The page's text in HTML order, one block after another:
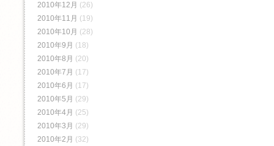
2010年12月 (26)
2010年11月 (19)
2010年10月 (28)
2010年9月 (18)
2010年8月 (20)
2010年7月 (17)
2010年6月 (17)
2010年5月 (29)
2010年4月 (25)
2010年3月 (29)
2010年2月 (32)